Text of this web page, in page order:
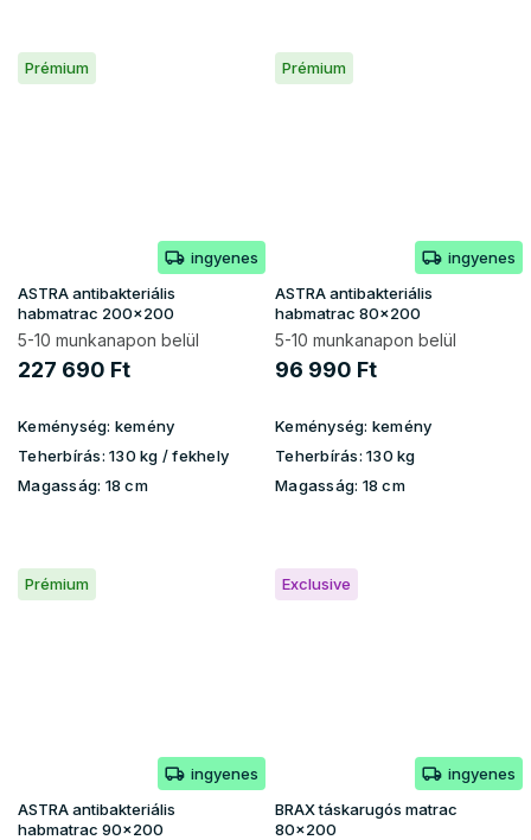
Prémium
ingyenes
ASTRA antibakteriális
habmatrac 200x200
5-10 munkanapon belül
227 690 Ft
Keménység: kemény
Teherbírás: 130 kg / fekhely
Magasság: 18 cm
Prémium
ingyenes
ASTRA antibakteriális
habmatrac 80x200
5-10 munkanapon belül
96 990 Ft
Keménység: kemény
Teherbírás: 130 kg
Magasság: 18 cm
Prémium
ingyenes
ASTRA antibakteriális
habmatrac 90x200
Exclusive
ingyenes
BRAX táskarugós matrac
80x200